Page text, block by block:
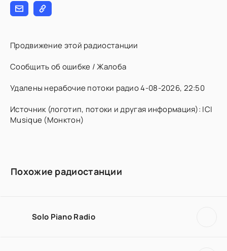
Продвижение этой радиостанции
Сообщить об ошибке / Жалоба
Удалены нерабочие потоки радио 4-08-2026, 22:50
Источник (логотип, потоки и другая информация): ICI
Musique (Монктон)
Похожие радиостанции
Solo Piano Radio